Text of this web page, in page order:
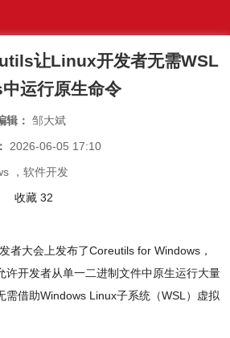
让Linux开发者无需WSL
运行原生命令
辑： 邹大斌
2026-06-05 17:10
， 软件开发
收藏 32
者大会上发布了Coreutils for Windows，
许开发者从单一二进制文件中原生运行大量
需借助Windows Linux子系统（WSL）虚拟